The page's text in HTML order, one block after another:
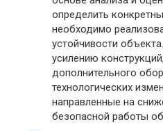
определить
необходимо
устойчивости
усилению
дополнительного
технологических
направленные на
безопасной работы